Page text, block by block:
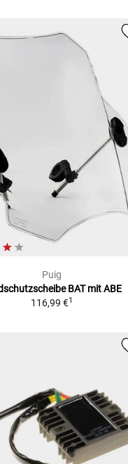
Puig
BAT mit ABE
116,99 €1